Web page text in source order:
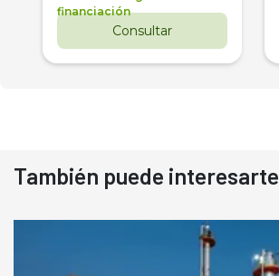
financiación
Consultar
También puede interesarte